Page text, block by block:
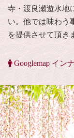
寺・渡良瀬遊水地
い。他では味わう
を提供させて頂き
Googlemap イン